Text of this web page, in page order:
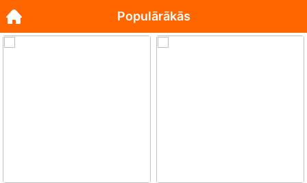
Populārākās